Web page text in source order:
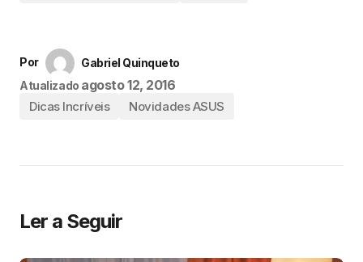
Por
Gabriel Quinqueto
Atualizado agosto 12, 2016
Dicas Incríveis Novidades ASUS
Ler a Seguir